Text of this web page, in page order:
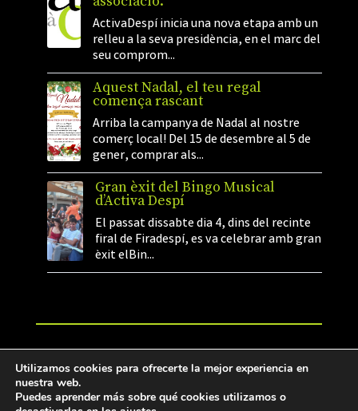
ActivaDespí inicia una nova etapa amb un
relleu a la seva presidència, en el marc del
seu comprom...
Aquest Nadal, el teu regal
comença rascant
Arriba la campanya de Nadal al nostre
comerç local! Del 15 de desembre al 5 de
gener, comprar als...
Gran èxit del Bingo Musical
d’Activa Despí
El passat dissabte dia 4, dins del recinte
firal de Firadespí, es va celebrar amb gran
èxit elBin...
Web desenvolupada per: Miguel Rayo
Utilizamos cookies para ofrecerte la mejor experiencia en
nuestra web.
Puedes aprender más sobre qué cookies utilizamos o